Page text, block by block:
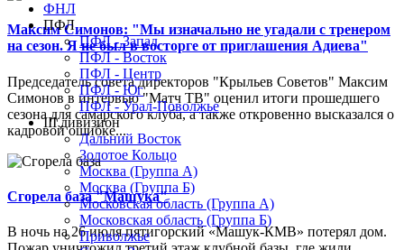
Максим Симонов: "Мы изначально не угадали с тренером
на сезон. Я не был в восторге от приглашения Адиева"
Председатель совета директоров "Крыльев Советов" Максим
Симонов в интервью "Матч ТВ" оценил итоги прошедшего
сезона для самарского клуба, а также откровенно высказался о
кадровой ошибке...
Сгорела база "Машука"
В ночь на 26 июля пятигорский «Машук-КМВ» потерял дом.
ФНЛ
ПФЛ
ПФЛ - Запад
ПФЛ - Восток
ПФЛ - Центр
ПФЛ - Юг
ПФЛ - Урал-Поволжье
III дивизион
Дальний Восток
Золотое Кольцо
Москва (Группа А)
Москва (Группа Б)
Московская область (Группа А)
Московская область (Группа Б)
Приволжье